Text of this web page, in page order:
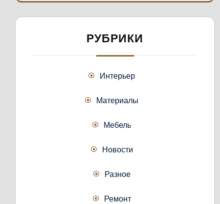
РУБРИКИ
Интерьер
Материалы
Мебель
Новости
Разное
Ремонт